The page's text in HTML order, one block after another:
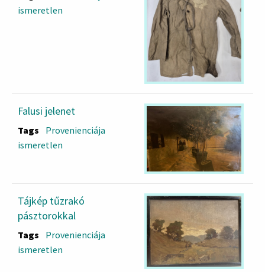
ismeretlen
Falusi jelenet
Tags
Provenienciája
ismeretlen
Tájkép tűzrakó
pásztorokkal
Tags
Provenienciája
ismeretlen